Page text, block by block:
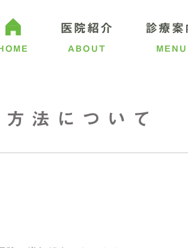
HOME
医院紹介
ABOUT
診療案
MENU
法について